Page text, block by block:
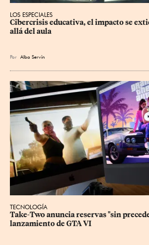
LOS ESPECIALES
Cibercrisis educativa, el impacto se
allá del aula
Por Alba Servín
TECNOLOGÍA
Take-Two anuncia reservas "sin
lanzamiento de GTA VI